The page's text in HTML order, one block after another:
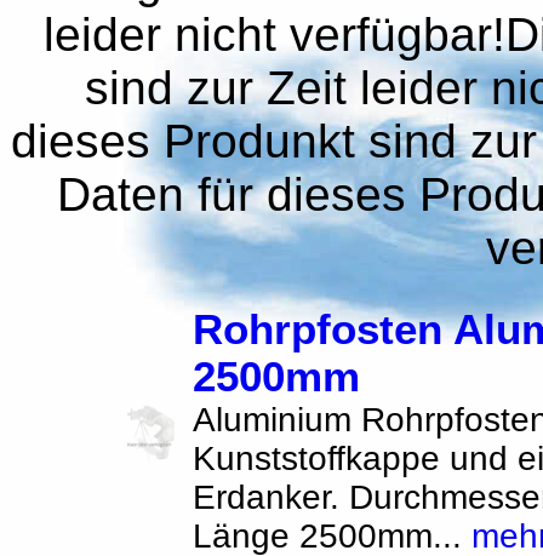
leider nicht
sind zur Zeit leider
dieses Produnkt sind
Daten für dieses
Rohrpfosten
2500mm
Aluminium
Kunststoffkappe und
Erdanker.
Länge 2500mm...